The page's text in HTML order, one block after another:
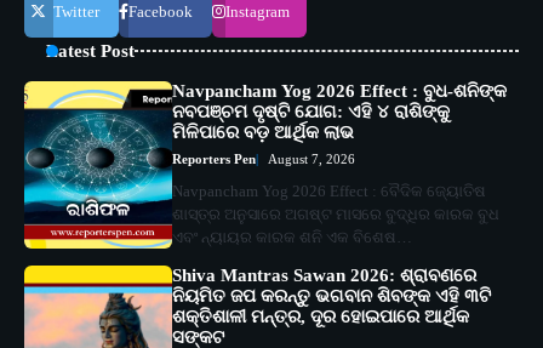
Twitter Facebook Instagram
Latest Post
Navpancham Yog 2026 Effect : ବୁଧ-ଶନିଙ୍କ
ନବପଞ୍ଚମ ଦୃଷ୍ଟି ଯୋଗ: ଏହି ୪ ରାଶିଙ୍କୁ
ମିଳିପାରେ ବଡ଼ ଆର୍ଥିକ ଲାଭ
Reporters Pen August 7, 2026
Navpancham Yog 2026 Effect : ବୈଦିକ ଜ୍ୟୋତିଷ
ଶାସ୍ତ୍ର ଅନୁସାରେ ଅଗଷ୍ଟ ମାସରେ ବୁଦ୍ଧିର କାରକ ବୁଧ
ଏବଂ ନ୍ୟାୟର କାରକ ଶନି ଏକ ବିଶେଷ…
Shiva Mantras Sawan 2026: ଶ୍ରାବଣରେ
ନିୟମିତ ଜପ କରନ୍ତୁ ଭଗବାନ ଶିବଙ୍କ ଏହି ୩ଟି
ଶକ୍ତିଶାଳୀ ମନ୍ତ୍ର, ଦୂର ହୋଇପାରେ ଆର୍ଥିକ
ସଙ୍କଟ